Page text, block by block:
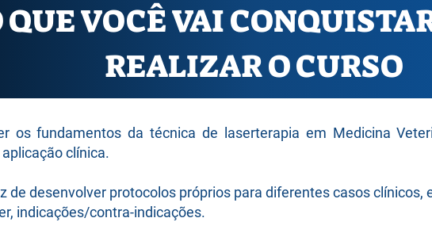
QUE VOCÊ VAI
REALIZAR O CURSO
os fundamentos da técnica de laserterapia em Medicina
clínica.
de desenvolver protocolos próprios para diferentes casos clínicos,
indicações/contra-indicações.